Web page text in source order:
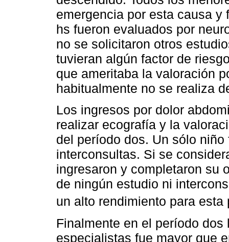
emergencia por esta causa
hs fueron evaluados por
no se solicitaron otros
tuvieran algún factor de
que ameritaba la valoración
habitualmente no se realiza
Los ingresos por dolor
realizar ecografía y la
del período dos. Un sólo
interconsultas. Si se
ingresaron y completaron su
de ningún estudio ni
un alto rendimiento para esta
Finalmente en el período
especialistas fue mayor que